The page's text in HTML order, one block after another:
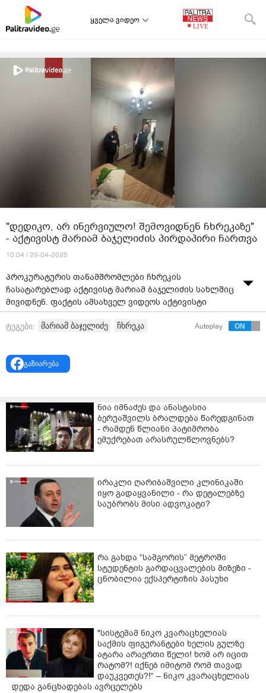
ყველა ვიდეო
"დედიკო, არ ინერვიულო! შემოვიდნენ ჩხრეკაზე"
- აქტივისტ მარიამ ბაჯელიძის პირდაპირი ჩართვა
10:04 / 29-04-2025
პროკურატურის თანამშრომლები ჩხრეკის
ჩასატარებლად აქტივისტ მარიამ ბაჯელიძის სახლშიც
მივიდნენ. ფაქტის ამსახველ ვიდეოს აქტივისტი
სოციალურ ქსელში ავრცელებს.
განჩინების საფუძველზე შევიდნენ.
წარმომადგენლები იმყოფებიან არასამთავრობო
სექტორის წარმომადგენლის, ალეკო ცქიტიშვილის
სახლშიც.
ტეგები: მარიამ ბაჯელიძე ჩხრეკა Autoplay
გაზიარება
ნია იმნაძეს და ანასტასია
ბერუაშვილს ბრალდება წარედგინათ
- რამდენ წლიანი პატიმრობა
ემუქრებათ არასრულწლოვნებს?
ირაკლი ღარიბაშვილი კლინიკაში
იყო გადაყვანილი - რა დეტალებზე
საუბრობს მისი ადვოკატი?
რა გახდა “სამგორის” მეტროში
სტუდენტის გარდაცვალების მიზეზი -
ცნობილია ექსპერტიზის პასუხი
"სისტემამ ნიკო კვარაცხელიას
საქმის ფიგურანტები ხელის გულზე
ატარა არაერთი წელი! ხომ არ იცით
რატომ?! იქნებ იმიტომ რომ თავად
დაუკვეთეს?!“ – ნიკო კვარაცხელიას
დედა განცხადებას ავრცელებს